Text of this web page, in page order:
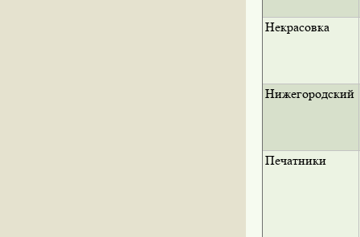
Некрасовка
Нижегородский
Печатники